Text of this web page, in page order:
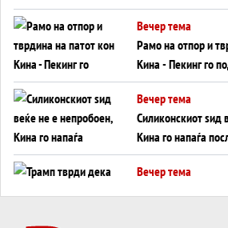
во Суец најавува
инфаркт?
Вечер тема
Рамо на отпор и
Кина - Пекинг го
американска
Вечер тема
Силиконскиот ѕид
Кина го напаѓа
монопол на
Вечер тема